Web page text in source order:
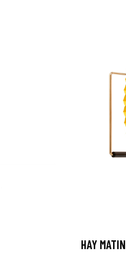
HAY